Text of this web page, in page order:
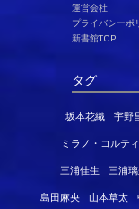
運営会社
プライバシーポ
新書館TOP
タグ
坂本花織 宇野
ミラノ・コルテ
三浦佳生 三浦
島田麻央 山本草太